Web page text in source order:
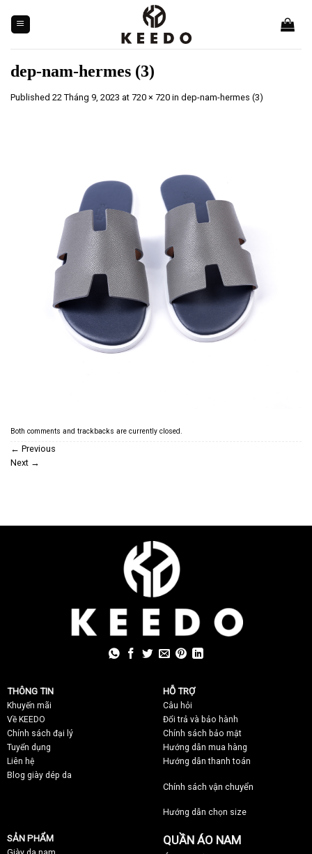
content
dep-nam-hermes (3)
Published 22 Tháng 9, 2023 at 720 × 720 in dep-nam-hermes (3)
Both comments and trackbacks are currently closed.
← Previous
Next →
THÔNG TIN
Khuyến mãi
Về KEEDO
Chính sách đại lý
Tuyển dụng
Liên hệ
Blog giày dép da
HỖ TRỢ
Câu hỏi
Đổi trả và bảo hành
Chính sách bảo mật
Hướng dẫn mua hàng
Hướng dẫn thanh toán
Chính sách vận chuyển
Hướng dẫn chọn size
SẢN PHẨM QUẦN ÁO NAM